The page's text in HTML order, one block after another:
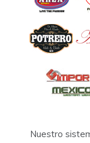
Nuestro